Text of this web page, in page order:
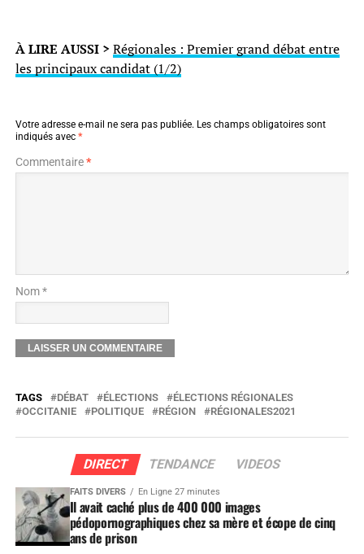
À LIRE AUSSI > Régionales : Premier grand débat entre
les principaux candidat (1/2)
Votre adresse e-mail ne sera pas publiée. Les champs obligatoires sont
indiqués avec *
Commentaire*
Nom *
TAGS DÉBAT ÉLECTIONS
ÉLECTIONS RÉGIONALES
OCCITANIE
POLITIQUE RÉGION RÉGIONALES2021
DIRECT TENDANCE VIDEOS
FAITS DIVERS En Ligne 27 minutes
Il avait caché plus de 400 000 images
pédopornographiques chez sa mère et écope de cinq
ans de prison